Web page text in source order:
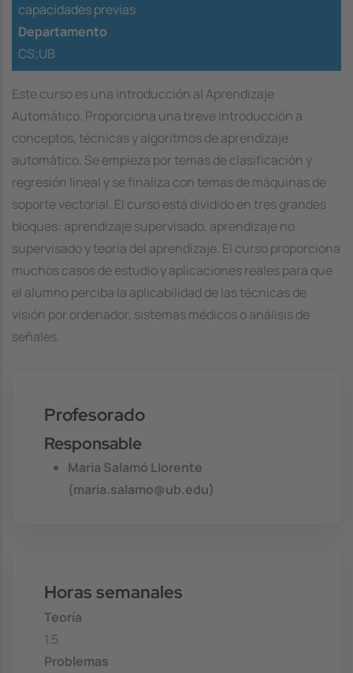
capacidades previas
Departamento
CS;UB
Este curso es una introducción al Aprendizaje
Automático. Proporciona una breve introducción a
conceptos, técnicas y algoritmos de aprendizaje
automático. Se empieza por temas de clasificación y
regresión lineal y se finaliza con temas de máquinas de
soporte vectorial. El curso está dividido en tres grandes
bloques: aprendizaje supervisado, aprendizaje no
supervisado y teoria del aprendizaje. El curso proporciona
muchos casos de estudio y aplicaciones reales para que
el alumno perciba la aplicabilidad de las técnicas de
visión por ordenador, sistemas médicos o análisis de
señales.
Profesorado
Responsable
Maria Salamó Llorente
(maria.salamo@ub.edu)
Horas semanales
Teoría
1.5
Problemas